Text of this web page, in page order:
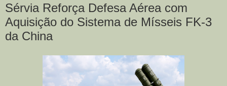
Sérvia Reforça Defesa Aérea com
Aquisição do Sistema de Mísseis FK-3
da China